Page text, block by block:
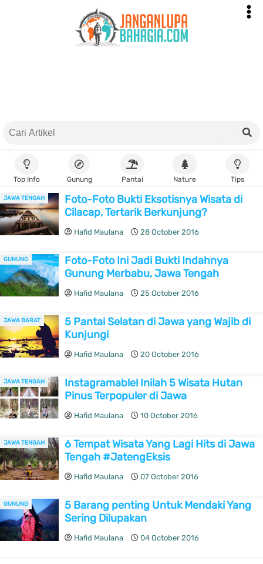
Tips
Nature
Pantai
Gunung
Top Info
JAWA TENGAH
Foto-Foto Bukti Eksotisnya Wisata di
Cilacap, Tertarik Berkunjung?
Hafid Maulana 28 October 2016
GUNUNG
Foto-Foto Ini Jadi Bukti Indahnya
Gunung Merbabu, Jawa Tengah
Hafid Maulana 25 October 2016
JAWA BARAT
5 Pantai Selatan di Jawa yang Wajib di
Kunjungi
Hafid Maulana 20 October 2016
JAWA TENGAH
Instagramable! Inilah 5 Wisata Hutan
Pinus Terpopuler di Jawa
Hafid Maulana 10 October 2016
JAWA TENGAH
6 Tempat Wisata Yang Lagi Hits di Jawa
Tengah #JatengEksis
Hafid Maulana 07 October 2016
GUNUNG
5 Barang penting Untuk Mendaki Yang
Sering Dilupakan
Hafid Maulana 04 October 2016